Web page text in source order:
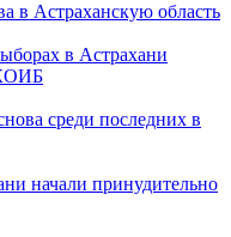
в Астраханскую область
в Астрахани
среди последних в
начали принудительно